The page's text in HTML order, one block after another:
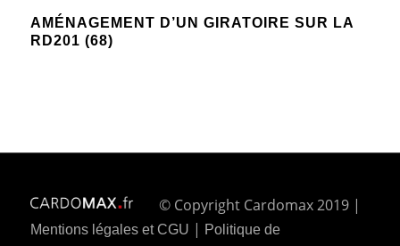
AMÉNAGEMENT D’UN GIRATOIRE SUR LA
RD201 (68)
© Copyright Cardomax 2019 |
Mentions légales et CGU | Politique de